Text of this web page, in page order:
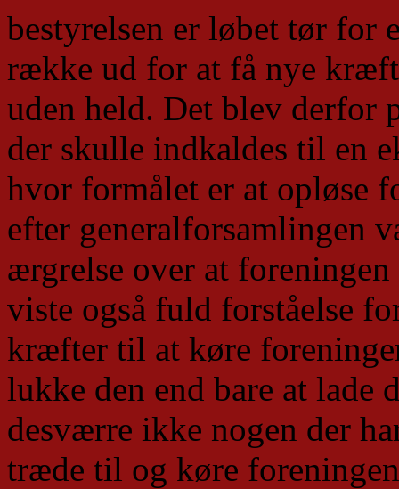
bestyrelsen er løbet tør for
række ud for at få nye
uden held. Det blev derfor
der skulle indkaldes til en
hvor formålet er at opløse
efter generalforsamlingen
ærgrelse over at
viste også fuld forståelse
kræfter til at køre
lukke den end bare at lade
desværre ikke nogen der
træde til og køre